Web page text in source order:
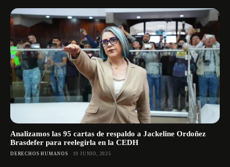
Analizamos las 95 cartas de respaldo a Jackeline Ordoñez
Brasdefer para reelegirla en la CEDH
DERECHOS HUMANOS 19 JUNIO, 2025